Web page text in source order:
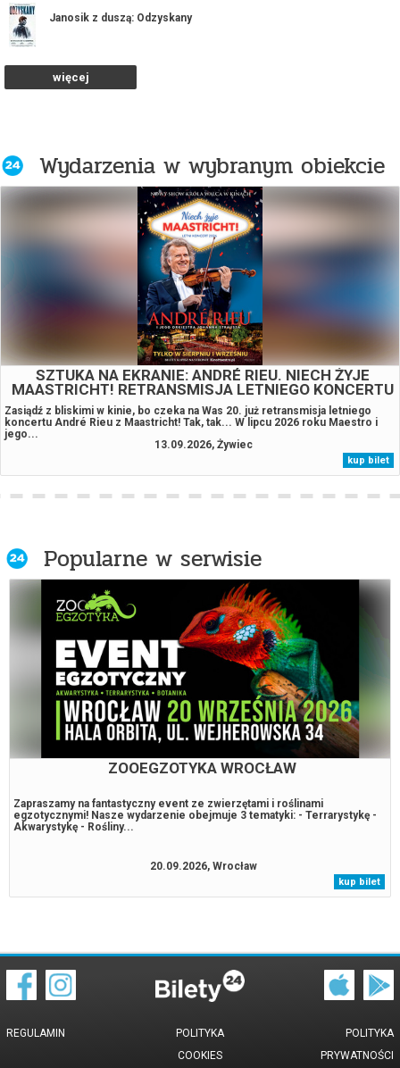
Janosik z duszą: Odzyskany
KAS - k - ADY Pokoleniowe: Koniec
Klasyka na TOPie: Przekleństwa
Klasyka na TOPie: Requiem dla snu
Klasyka na TOPie: Terminator 2: Dzień
sądu 35. Rocznica (4K)
Klub Filmowy Urania: Nowa fala
Koniec ulicy Dębowej
Księga pustyni
Niedziela z Dokumentem: Znaki Pana
Śliwki
Ostatni konsjerż
Psi Patrol i dinozaury
więcej
Wydarzenia w wybranym obiekcie
SZTUKA NA EKRANIE: ANDRÉ RIEU. NIECH ŻYJE
MAASTRICHT! RETRANSMISJA LETNIEGO KONCERTU
Z MAASTRICHT 2026
Zasiądź z bliskimi w kinie, bo czeka na Was 20. już retransmisja letniego
koncertu André Rieu z Maastricht! Tak, tak... W lipcu 2026 roku Maestro i
jego...
13.09.2026, Żywiec
kup bilet
Popularne w serwisie
ZOOEGZOTYKA WROCŁAW
Zapraszamy na fantastyczny event ze zwierzętami i roślinami
egzotycznymi! Nasze wydarzenie obejmuje 3 tematyki: - Terrarystykę -
Akwarystykę - Rośliny...
20.09.2026, Wrocław
kup bilet
REGULAMIN
POLITYKA
PRYWATNOŚCI
POLITYKA
COOKIES